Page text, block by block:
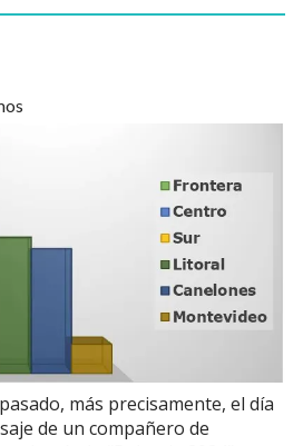
más precisamente, el día
de un compañero de